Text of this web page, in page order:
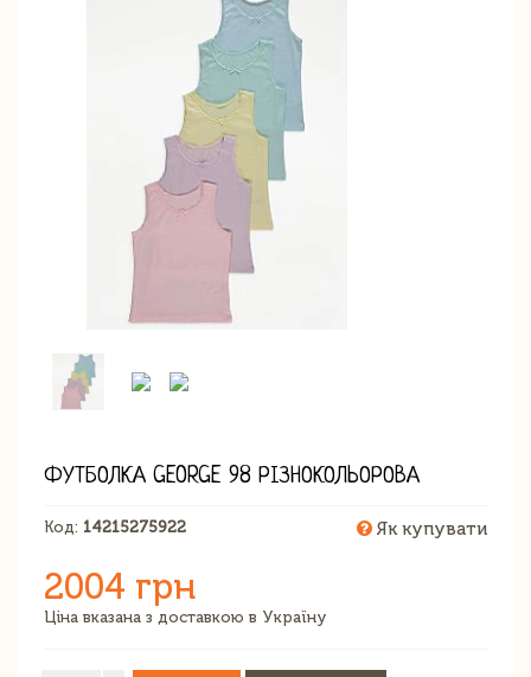
ФУТБОЛКА GEORGE 98 РІЗНОКОЛЬОРОВА
Код: 14215275922 Як купувати
2004 грн
Ціна вказана з доставкою в Україну